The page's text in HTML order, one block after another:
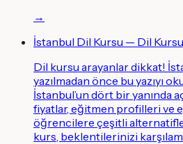
→
İstanbul Dil Kursu — Dil
Dil kursu arayanlar dikkat!
yazılmadan önce bu yazıyı
İstanbul’un dört bir yanında
fiyatlar, eğitmen profilleri ve
öğrencilere çeşitli
kurs, beklentilerinizi karşılam